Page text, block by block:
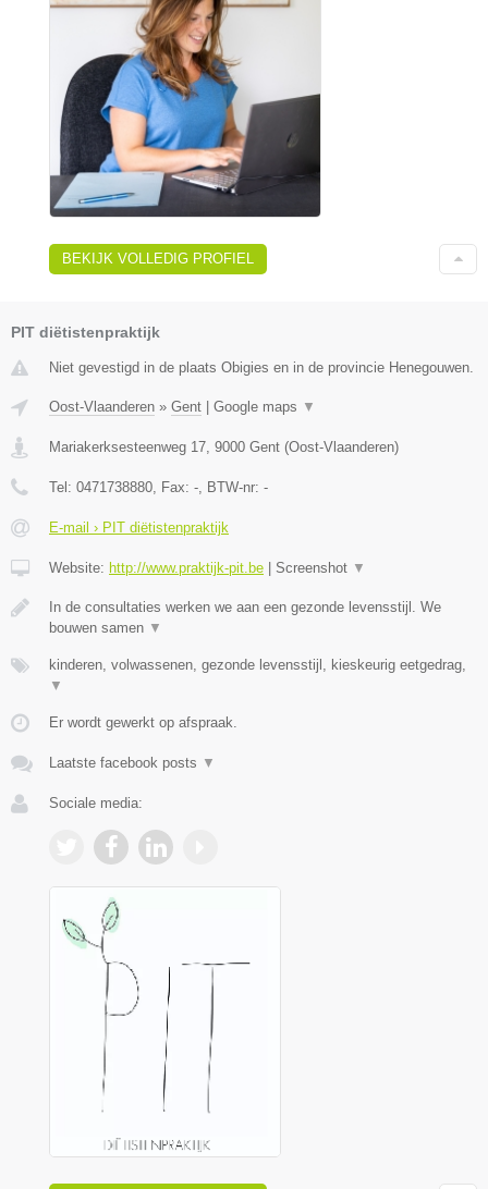
BEKIJK VOLLEDIG PROFIEL
PIT diëtistenpraktijk
Niet gevestigd in de plaats Obigies en in de provincie Henegouwen.
Oost-Vlaanderen » Gent | Google maps ▼
Mariakerksesteenweg 17 9000 Gent (Oost-Vlaanderen)
Tel: 0471738880 , Fax: - , BTW-nr: -
E-mail › PIT diëtistenpraktijk
Website: http://www.praktijk-pit.be | Screenshot ▼
In de consultaties werken we aan een gezonde levensstijl. We
bouwen samen ▼
kinderen, volwassenen, gezonde levensstijl, kieskeurig eetgedrag,
▼
Er wordt gewerkt op afspraak.
Laatste facebook posts ▼
Sociale media: